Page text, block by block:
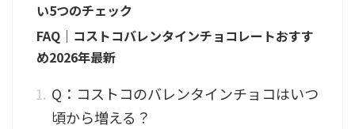
い5つのチェック
FAQ｜コストコバレンタインチョコレートおすす
め2026年最新
Q：コストコのバレンタインチョコはいつ
頃から増える？